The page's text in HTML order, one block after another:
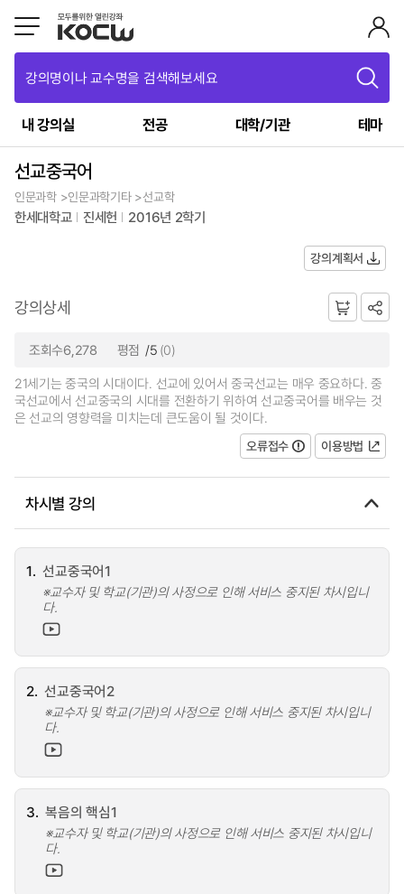
강의명이나 교수명을 검색해보세요
내 강의실 전공 대학/기관 테마
선교중국어
인문과학 >인문과학기타 >선교학
한세대학교 진세헌 2016년 2학기
강의계획서
강의상세
조회수6,278 평점 /5 (0)
21세기는 중국의 시대이다. 선교에 있어서 중국선교는 매우 중요하다. 중
국선교에서 선교중국의 시대를 전환하기 위하여 선교중국어를 배우는 것
은 선교의 영향력을 미치는데 큰도움이 될 것이다.
오류접수
이용방법
차시별 강의
1. 선교중국어1
※교수자 및 학교(기관)의 사정으로 인해 서비스 중지된 차시입니
다.
2. 선교중국어2
※교수자 및 학교(기관)의 사정으로 인해 서비스 중지된 차시입니
다.
3. 복음의 핵심1
※교수자 및 학교(기관)의 사정으로 인해 서비스 중지된 차시입니
다.